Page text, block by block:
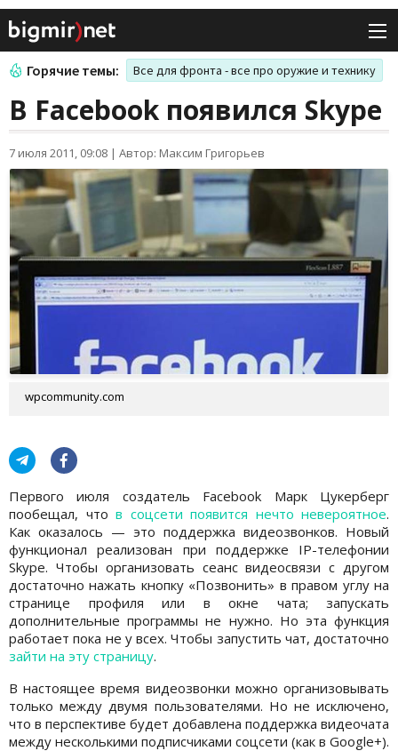
Горячие темы: Все для фронта - все про оружие и технику
В Facebook появился Skype
7 июля 2011, 09:08 | Автор: Максим Григорьев
wpcommunity.com
Первого июля создатель Facebook Марк Цукерберг
пообещал, что в соцсети появится нечто невероятное.
Как оказалось — это поддержка видеозвонков. Новый
функционал реализован при поддержке IP-телефонии
Skype. Чтобы организовать сеанс видеосвязи с другом
достаточно нажать кнопку «Позвонить» в правом углу на
странице профиля или в окне чата; запускать
дополнительные программы не нужно. Но эта функция
работает пока не у всех. Чтобы запустить чат, достаточно
зайти на эту страницу.
В настоящее время видеозвонки можно организовывать
только между двумя пользователями. Но не исключено,
что в перспективе будет добавлена поддержка видеочата
между несколькими подписчиками соцсети (как в Google+).